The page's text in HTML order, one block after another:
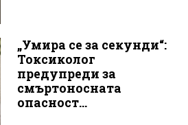
„Умира се за секунди“:
Токсиколог
предупреди за
смъртоносната
опасност...